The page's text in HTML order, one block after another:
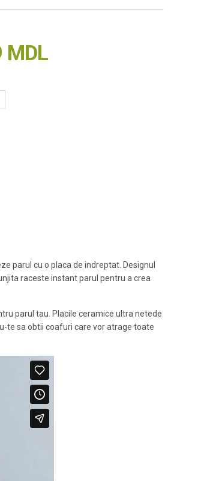
MDL
parul cu o placa de indreptat. Designul
raceste instant parul pentru a crea
parul tau. Placile ceramice ultra netede
te sa obtii coafuri care vor atrage toate